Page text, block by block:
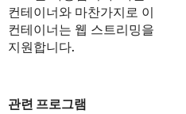
컨테이너와 마찬가지로 이
컨테이너는 웹 스트리밍을
지원합니다.
관련 프로그램